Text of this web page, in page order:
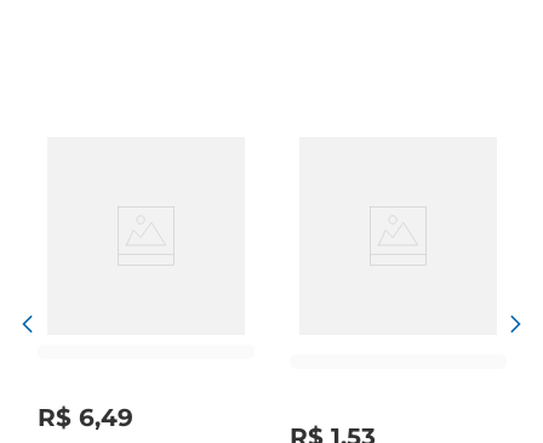
uma alimentação equilibrada. Seu alto teor de
A abóbora madura pode ser utilizada de diversas
R$ 6,49
R$ 1,53